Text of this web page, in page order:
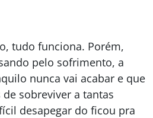
tudo funciona. Porém,
pelo sofrimento, a
nunca vai acabar e que
sobreviver a tantas
desapegar do ficou pra